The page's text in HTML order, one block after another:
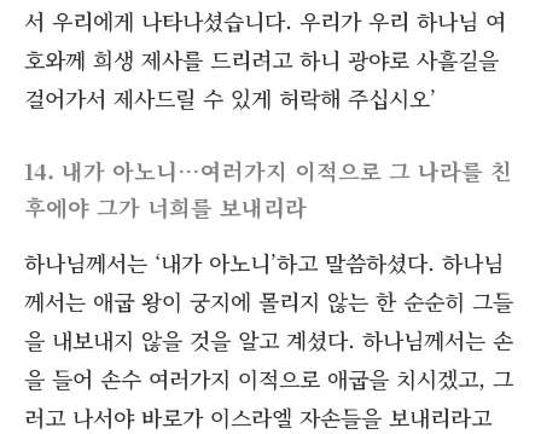
서 우리에게 나타나셨습니다. 우리가 우리 하나님 여
호와께 희생 제사를 드리려고 하니 광야로 사흘길을
걸어가서 제사드릴 수 있게 허락해 주십시오’
14. 내가 아노니…여러가지 이적으로 그 나라를 친
후에야 그가 너희를 보내리라
하나님께서는 ‘내가 아노니’하고 말씀하셨다. 하나님
께서는 애굽 왕이 궁지에 몰리지 않는 한 순순히 그들
을 내보내지 않을 것을 알고 계셨다. 하나님께서는 손
을 들어 손수 여러가지 이적으로 애굽을 치시겠고, 그
러고 나서야 바로가 이스라엘 자손들을 보내리라고